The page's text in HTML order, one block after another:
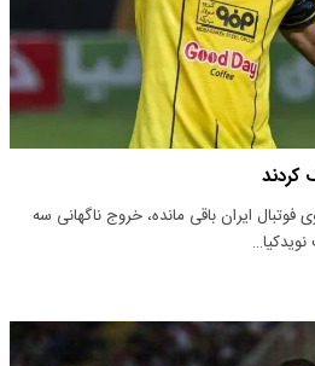
کردند
ال‌کلاسیکوی فوتبال ایران باقی مانده، خروج ناگهانی سه